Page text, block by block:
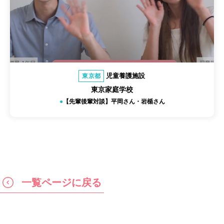
東京都 児童養護施設
東京家庭学校
【先輩後輩対談】平岡さん・岩楯さん
一覧ページに戻る